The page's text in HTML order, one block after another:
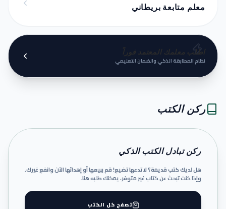
معلم متابعة بريطاني
اطلب معلمك المعتمد فوراً
نظام المطابقة الذكي والضمان التعليمي
ركن الكتب
ركن تبادل الكتب الذكي
هل لديك كتب قديمة؟ لا تدعها تضيع! قم ببيعها أو إهدائها الآن وانفع غيرك.
وإذا كنت تبحث عن كتاب غير متوفر، يمكنك طلبه هنا.
تصفح كل الكتب